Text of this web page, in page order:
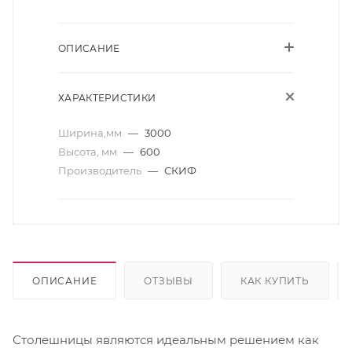
ОПИСАНИЕ
ХАРАКТЕРИСТИКИ
Ширина,мм — 3000
Высота, мм — 600
Производитель — СКИФ
ОПИСАНИЕ ОТЗЫВЫ КАК КУПИТЬ
Столешницы являются идеальным решением как